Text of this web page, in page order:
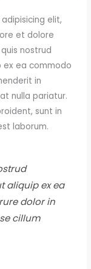
elit,
et dolore
nostrud
ex ea commodo
in
nulla pariatur.
sunt in
laborum.
aliquip ex ea
dolor in
cillum